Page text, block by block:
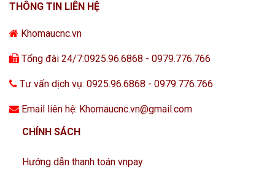
THÔNG TIN LIÊN HỆ
Khomaucnc.vn
Tổng đài 24/7:0925.96.6868 - 0979.776.766
Tư vấn dịch vụ: 0925.96.6868 - 0979.776.766
Email liên hệ: Khomaucnc.vn@gmail.com
CHÍNH SÁCH
Hướng dẫn thanh toán vnpay